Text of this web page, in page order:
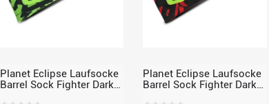
Planet Eclipse Laufsocke
Barrel Sock Fighter Dark
Planet Eclipse Laufsocke
Barrel Sock Fighter Dark